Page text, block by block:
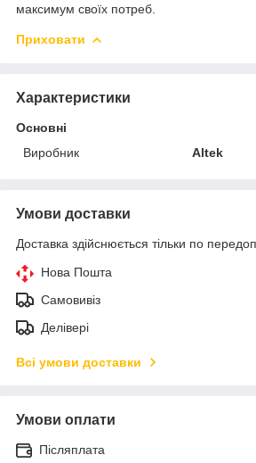
максимум своїх потреб.
Приховати
Характеристики
Основні
Виробник
Altek
Умови доставки
Доставка здійснюється тільки по
Нова Пошта
Самовивіз
Делівері
Всі умови доставки
Умови оплати
Післяплата